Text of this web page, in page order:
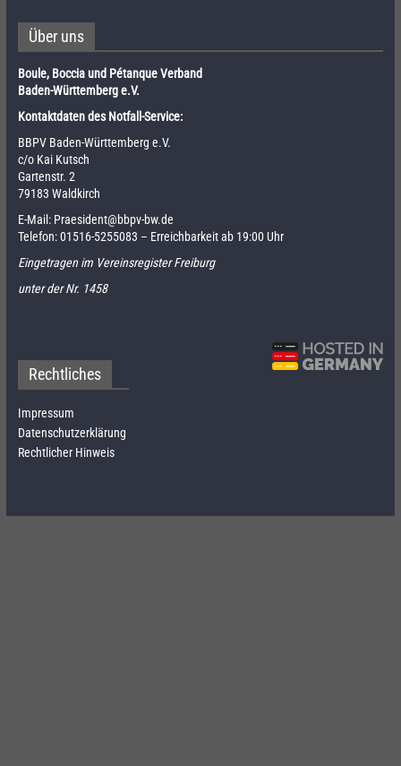
Über uns
Boule, Boccia und Pétanque Verband
Baden-Württemberg e.V.
Kontaktdaten des Notfall-Service:
BBPV Baden-Württemberg e.V.
c/o Kai Kutsch
Gartenstr. 2
79183 Waldkirch
E-Mail: Praesident@bbpv-bw.de
Telefon:01516-5255083 – Erreichbarkeit ab 19:00 Uhr
Eingetragen im Vereinsregister Freiburg
unter der Nr. 1458
Rechtliches
Impressum
Datenschutzerklärung
Rechtlicher Hinweis